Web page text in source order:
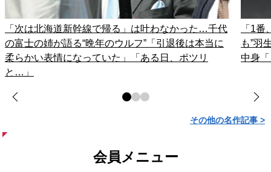
「次は北海道新幹線で帰る」は叶わなかった…千代
の富士の姉が語る“晩年のウルフ”「引退後は本当に
柔らかい表情になっていた」「ある日、ポツリ
と…」
「1
も”羽
中身
その他の名作記事 >
会員メニュー